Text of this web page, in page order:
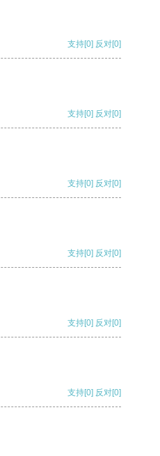
支持[0] 反对[0]
支持[0] 反对[0]
支持[0] 反对[0]
支持[0] 反对[0]
支持[0] 反对[0]
支持[0] 反对[0]